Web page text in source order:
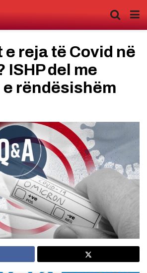
reja të Covid në
ISHP del me
rëndësishëm